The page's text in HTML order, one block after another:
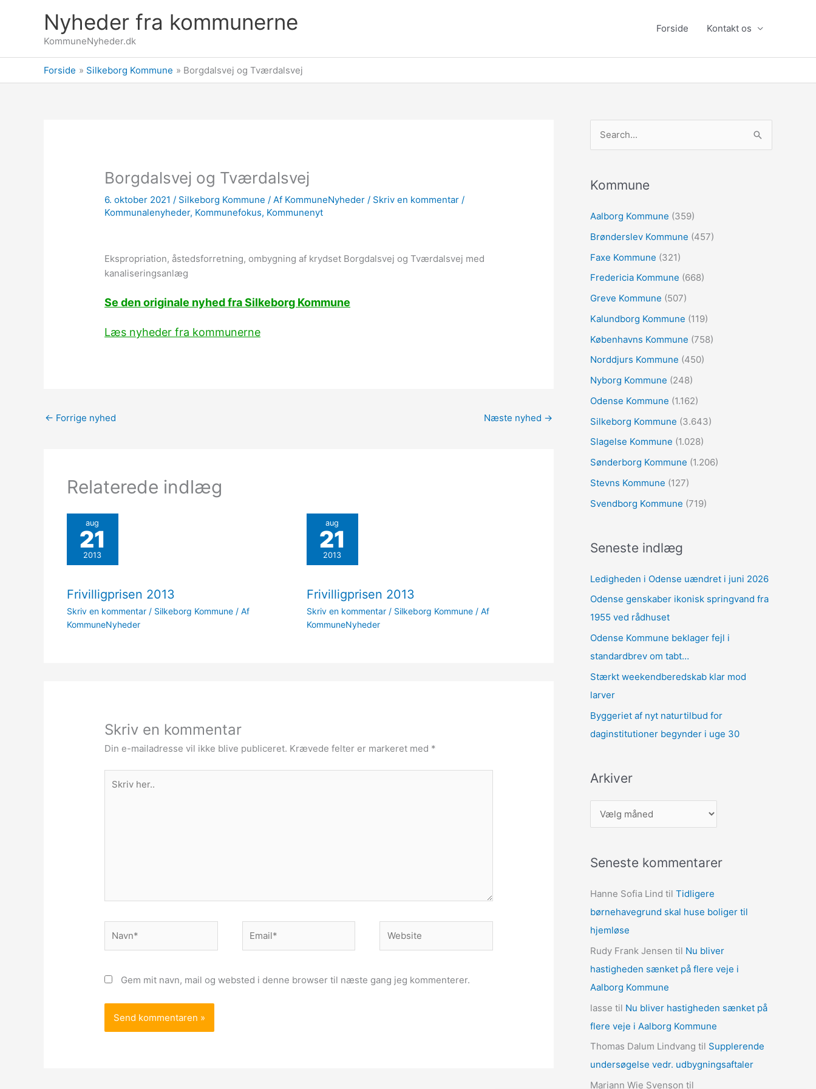
Nyheder fra kommunerne
KommuneNyheder.dk
Forside Kontakt os
Forside Silkeborg Kommune Borgdalsvej og Tværdalsvej
Borgdalsvej og Tværdalsvej
6. oktober 2021/ Silkeborg Kommune / Af KommuneNyheder/ Skriv en kommentar /
Kommunalenyheder, Kommunefokus, Kommunenyt
Ekspropriation, åstedsforretning, ombygning af krydset Borgdalsvej og Tværdalsvej med
kanaliseringsanlæg
Se den originale nyhed fra Silkeborg Kommune
Læs nyheder fra kommunerne
← Forrige nyhed Næste nyhed →
Relaterede indlæg
aug
21
2013
Frivilligprisen 2013
Skriv en kommentar / Silkeborg Kommune/ Af
KommuneNyheder
aug
21
2013
Frivilligprisen 2013
Skriv en kommentar / Silkeborg Kommune/ Af
KommuneNyheder
Skriv en kommentar
Din e-mailadresse vil ikke blive publiceret. Krævede felter er markeret med *
her..
Gem mit navn, mail og websted i denne browser til næste gang jeg kommenterer.
e
t
e
r
:
Kommune
Aalborg Kommune (359)
Brønderslev Kommune (457)
Faxe Kommune (321)
Fredericia Kommune (668)
Greve Kommune (507)
Kalundborg Kommune (119)
Københavns Kommune (758)
Norddjurs Kommune (450)
Nyborg Kommune (248)
Odense Kommune (1.162)
Silkeborg Kommune (3.643)
Slagelse Kommune (1.028)
Sønderborg Kommune (1.206)
Stevns Kommune (127)
Svendborg Kommune (719)
Seneste indlæg
Ledigheden i Odense uændret i juni 2026
Odense genskaber ikonisk springvand fra
1955 ved rådhuset
Odense Kommune beklager fejl i
standardbrev om tabt…
Stærkt weekendberedskab klar mod
larver
Byggeriet af nyt naturtilbud for
daginstitutioner begynder i uge 30
Arkiver
r
i
e
r
Seneste kommentarer
Hanne Sofia Lind til Tidligere
børnehavegrund skal huse boliger til
hjemløse
Rudy Frank Jensen til Nu bliver
hastigheden sænket på flere veje i
Aalborg Kommune
lasse til Nu bliver hastigheden sænket på
flere veje i Aalborg Kommune
Thomas Dalum Lindvang til Supplerende
undersøgelse vedr. udbygningsaftaler
Mariann Wie Svenson til